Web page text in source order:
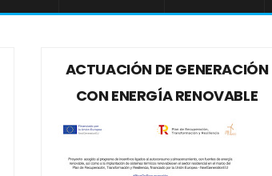
ACTUACIÓN DE GENERACIÓN
CON ENERGÍA RENOVABLE